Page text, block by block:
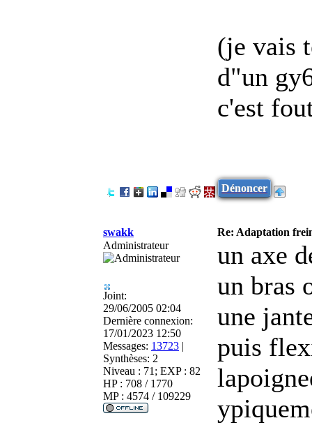
(je vais
d"un
c'est
Dénoncer
swakk
Re: Adaptation
Administrateur
Joint:
29/06/2005 02:04
Dernière connexion:
17/01/2023 12:50
Messages: 13723 |
Synthèses: 2
Niveau : 71; EXP : 82
HP : 708 / 1770
MP : 4574 / 109229
un axe
un bras
une
puis